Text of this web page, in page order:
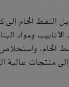
الخام إلى
ومواد
الخام،
منتجات عالية